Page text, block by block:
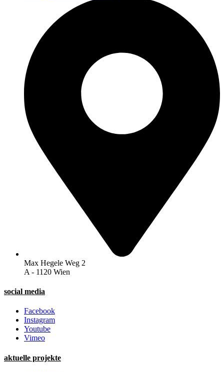
Max Hegele Weg 2
A - 1120 Wien
social media
Facebook
Instagram
Youtube
Vimeo
aktuelle projekte